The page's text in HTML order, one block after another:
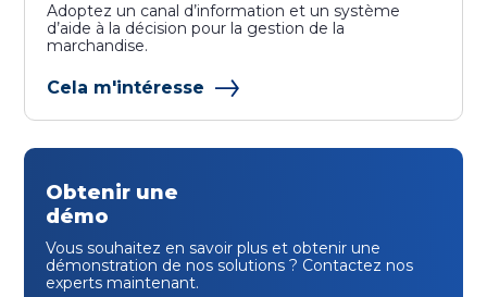
Adoptez un canal d’information et un système
d’aide à la décision pour la gestion de la
marchandise.
Cela m'intéresse
Obtenir une
démo
Vous souhaitez en savoir plus et obtenir une
démonstration de nos solutions ? Contactez nos
experts maintenant.